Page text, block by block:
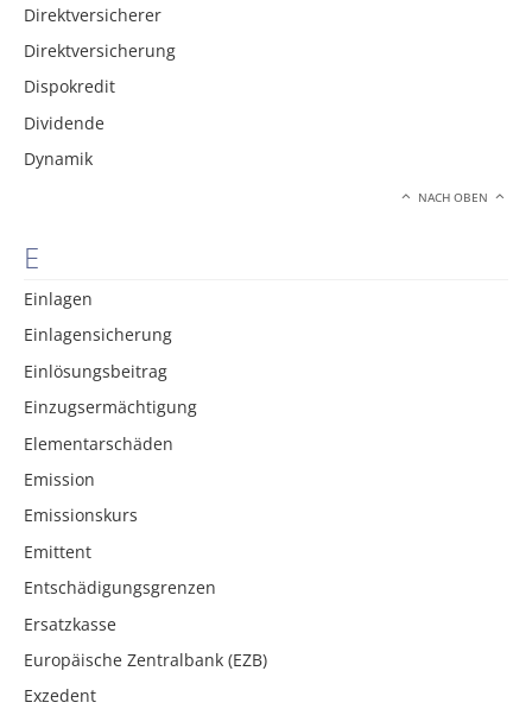
Direktversicherer
Direktversicherung
Dispokredit
Dividende
Dynamik
NACH OBEN
E
Einlagen
Einlagensicherung
Einlösungsbeitrag
Einzugsermächtigung
Elementarschäden
Emission
Emissionskurs
Emittent
Entschädigungsgrenzen
Ersatzkasse
Europäische Zentralbank (EZB)
Exzedent